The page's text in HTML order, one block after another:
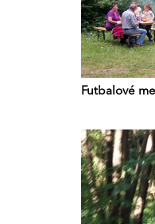
Futbalové